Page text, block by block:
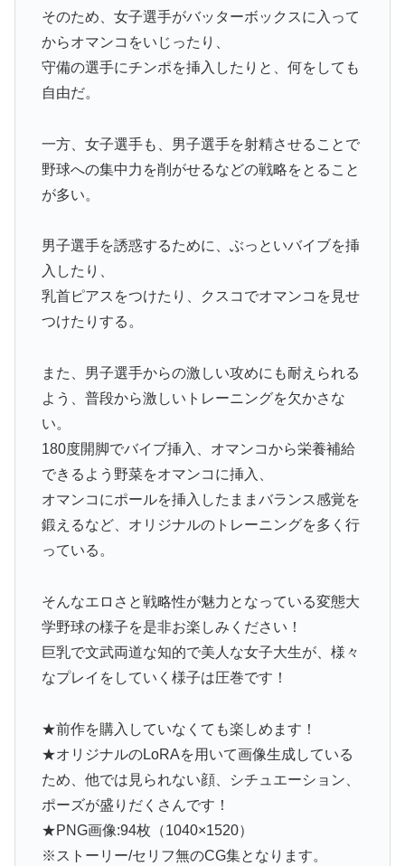
そのため、女子選手がバッターボックスに入って
からオマンコをいじったり、
守備の選手にチンポを挿入したりと、何をしても
自由だ。
一方、女子選手も、男子選手を射精させることで
野球への集中力を削がせるなどの戦略をとること
が多い。
男子選手を誘惑するために、ぶっといバイブを挿
入したり、
乳首ピアスをつけたり、クスコでオマンコを見せ
つけたりする。
また、男子選手からの激しい攻めにも耐えられる
よう、普段から激しいトレーニングを欠かさな
い。
180度開脚でバイブ挿入、オマンコから栄養補給
できるよう野菜をオマンコに挿入、
オマンコにポールを挿入したままバランス感覚を
鍛えるなど、オリジナルのトレーニングを多く行
っている。
そんなエロさと戦略性が魅力となっている変態大
学野球の様子を是非お楽しみください！
巨乳で文武両道な知的で美人な女子大生が、様々
なプレイをしていく様子は圧巻です！
★前作を購入していなくても楽しめます！
★オリジナルのLoRAを用いて画像生成している
ため、他では見られない顔、シチュエーション、
ポーズが盛りだくさんです！
★PNG画像:94枚（1040×1520）
※ストーリー/セリフ無のCG集となります。